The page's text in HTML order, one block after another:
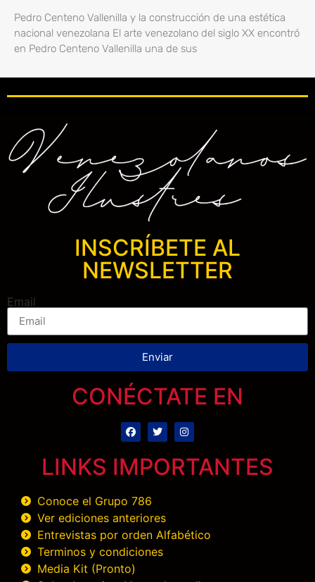
Pedro Centeno Vallenilla y la construcción de una estética
nacional venezolana El arte venezolano del siglo XX encontró
en Pedro Centeno Vallenilla una de sus
INSCRÍBETE AL
NEWSLETTER
Email
Enviar
CONÉCTATE EN
LINKS IMPORTANTES
Conoce el Grupo 786
Ver ediciones anteriores
Entrevistas por orden Alfabético
Terminos y condiciones
Media Kit (Pronto)